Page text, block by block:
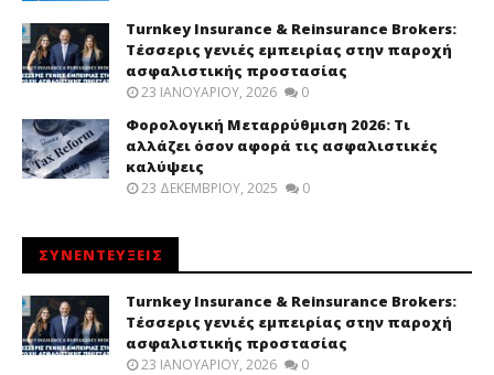
Turnkey Insurance & Reinsurance Brokers:
Τέσσερις γενιές εμπειρίας στην παροχή
ασφαλιστικής προστασίας
23 ΙΑΝΟΥΑΡΊΟΥ, 2026 0
Φορολογική Μεταρρύθμιση 2026: Τι
αλλάζει όσον αφορά τις ασφαλιστικές
καλύψεις
23 ΔΕΚΕΜΒΡΊΟΥ, 2025 0
ΣΥΝΕΝΤΕΥΞΕΙΣ
Turnkey Insurance & Reinsurance Brokers:
Τέσσερις γενιές εμπειρίας στην παροχή
ασφαλιστικής προστασίας
23 ΙΑΝΟΥΑΡΊΟΥ, 2026 0